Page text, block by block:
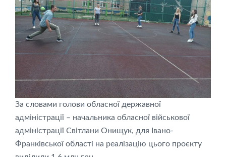
За словами голови обласної державної
адміністрації – начальника обласної військової
адміністрації Світлани Онищук, для Івано-
Франківської області на реалізацію цього проєкту